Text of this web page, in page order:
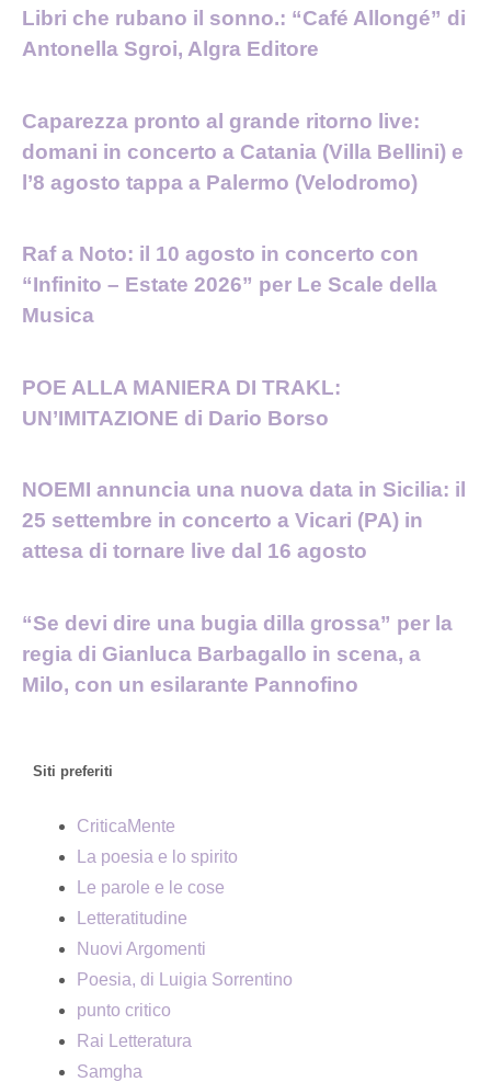
Libri che rubano il sonno.: “Café Allongé” di
Antonella Sgroi, Algra Editore
Caparezza pronto al grande ritorno live:
domani in concerto a Catania (Villa Bellini) e
l’8 agosto tappa a Palermo (Velodromo)
Raf a Noto: il 10 agosto in concerto con
“Infinito – Estate 2026” per Le Scale della
Musica
POE ALLA MANIERA DI TRAKL:
UN’IMITAZIONE di Dario Borso
NOEMI annuncia una nuova data in Sicilia: il
25 settembre in concerto a Vicari (PA) in
attesa di tornare live dal 16 agosto
“Se devi dire una bugia dilla grossa” per la
regia di Gianluca Barbagallo in scena, a
Milo, con un esilarante Pannofino
Siti preferiti
CriticaMente
La poesia e lo spirito
Le parole e le cose
Letteratitudine
Nuovi Argomenti
Poesia, di Luigia Sorrentino
punto critico
Rai Letteratura
Samgha